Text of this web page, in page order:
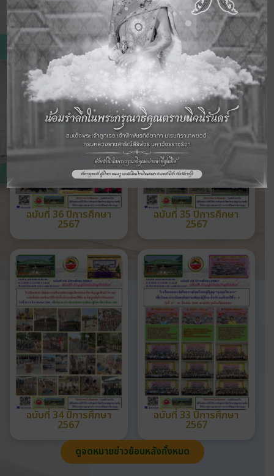
ดูจดหมายข่าวฉบับอื่นๆ
ฉบับที่ 36 ปีการศึกษา
2567
ฉบับที่ 35 ปีการศึกษา
2567
ฉบับที่ 34 ปีการศึกษา
2567
ฉบับที่ 33 ปีการศึกษา
2567
ดูจดหมายข่าวย้อนหลังทั้งหมด